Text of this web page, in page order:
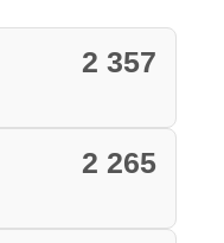
2 357
2 265